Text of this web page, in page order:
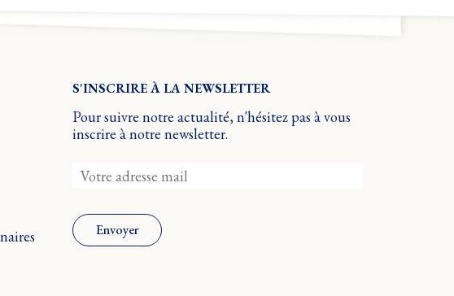
S'INSCRIRE À LA NEWSLETTER
Pour suivre notre actualité, n'hésitez pas à vous
inscrire à notre newsletter.
Envoyer